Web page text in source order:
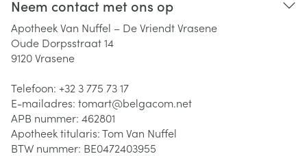
Neem contact met ons op
Apotheek Van Nuffel – De Vriendt Vrasene
Oude Dorpsstraat 14
9120Vrasene
Telefoon: +32 3 775 73 17
E-mailadres: tomart@belgacom.net
APB nummer: 462801
Apotheek titularis:Tom Van Nuffel
BTW nummer: BE0472403955